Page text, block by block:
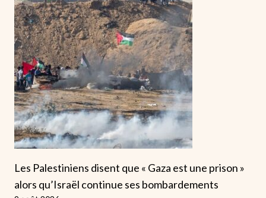
Les Palestiniens disent que « Gaza est une prison »
alors qu’Israël continue ses bombardements